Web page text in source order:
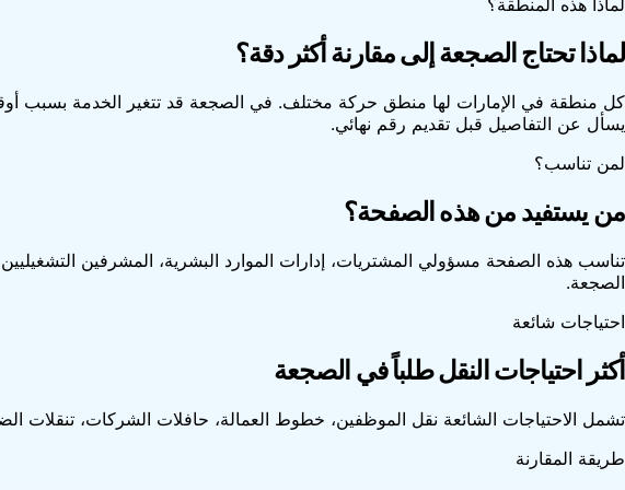
لماذا هذه المنطقة؟
لماذا تحتاج الصجعة إلى مقارنة أكثر دقة؟
كل منطقة في الإمارات لها منطق حركة مختلف. في الصجعة قد تتغير الخدمة بسبب
يسأل عن التفاصيل قبل تقديم رقم نهائي.
لمن تناسب؟
من يستفيد من هذه الصفحة؟
تناسب هذه الصفحة مسؤولي المشتريات، إدارات الموارد البشرية، المشرفين
الصجعة.
احتياجات شائعة
أكثر احتياجات النقل طلباً في الصجعة
تشمل الاحتياجات الشائعة نقل الموظفين، خطوط العمالة، حافلات الشركات، تنقلات
طريقة المقارنة